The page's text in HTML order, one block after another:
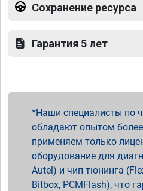
Сохранение ресурса
Гарантия 5 лет
Наши специалисты по
обладают опытом
применяем только
оборудование для
Autel) и чип тюнинга
Bitbox, PCMFlash), что